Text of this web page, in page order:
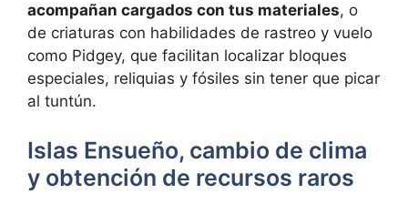
acompañan cargados con tus materiales, o
de criaturas con habilidades de rastreo y vuelo
como Pidgey, que facilitan localizar bloques
especiales, reliquias y fósiles sin tener que picar
al tuntún.
Islas Ensueño, cambio de clima
y obtención de recursos raros